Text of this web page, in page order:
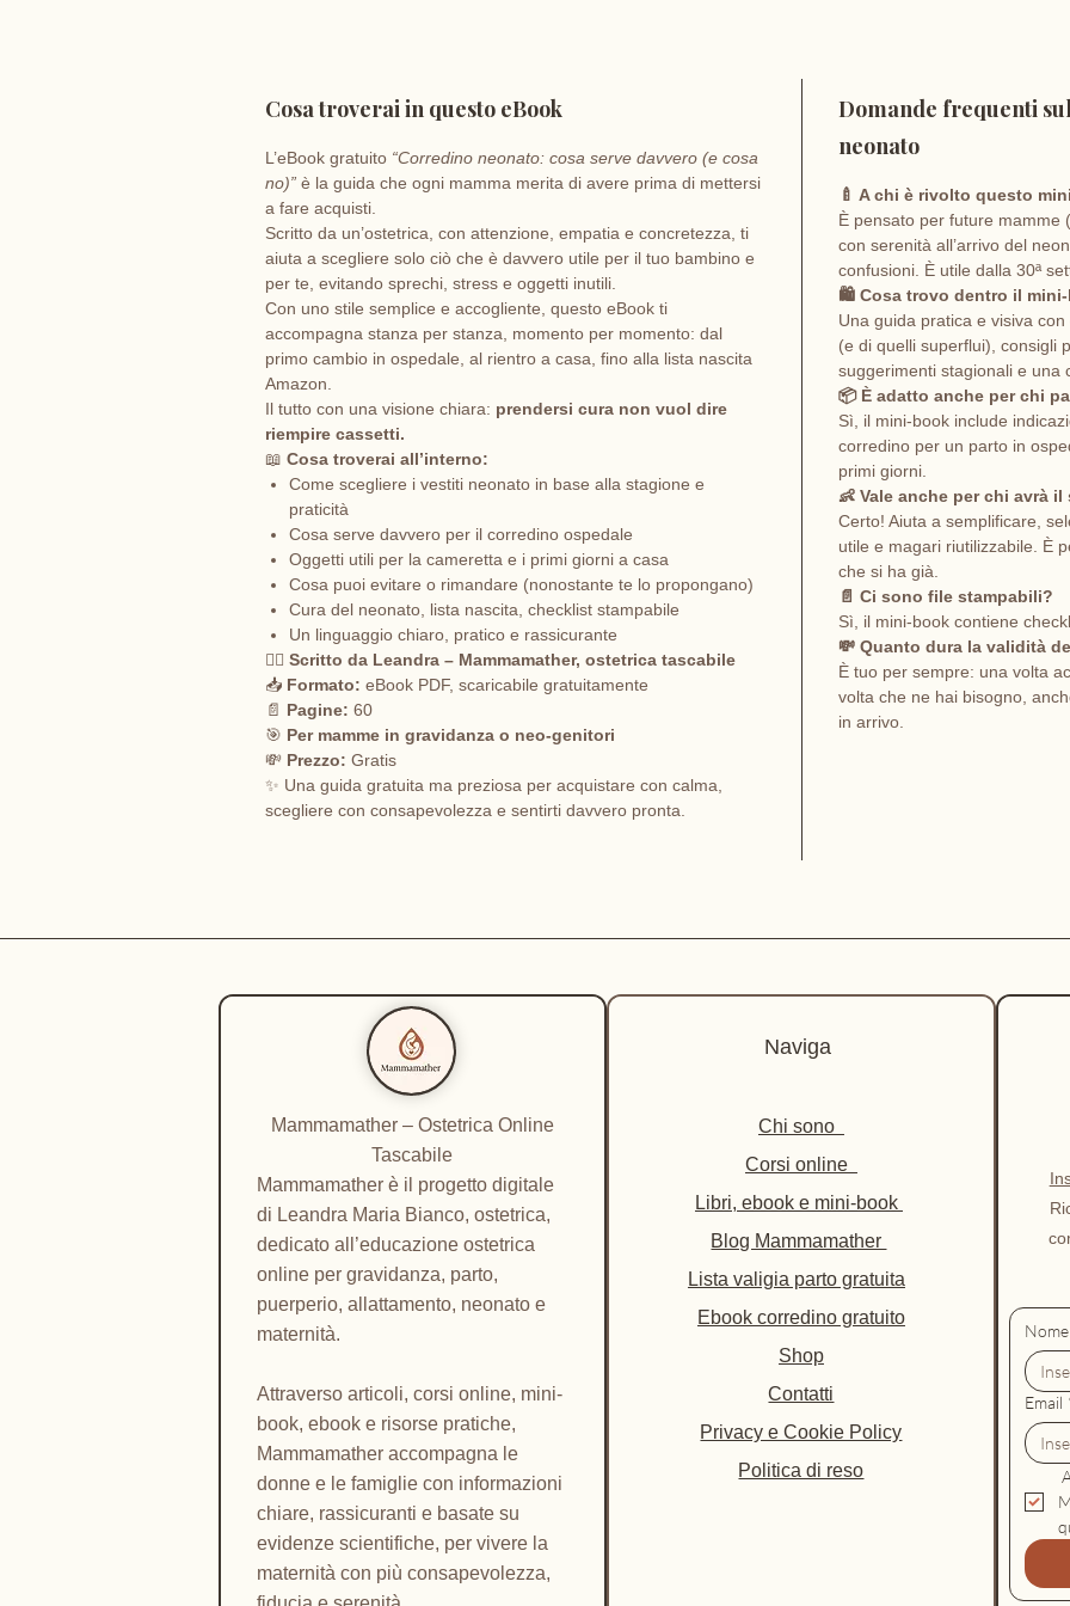
👩‍⚕️
buon
Il
ciò
📎
📄
🎯
nei
💸
✨
Cosa troverai in questo eBook
L’eBook gratuito “Corredino neonato: cosa serve davvero (e cosa
no)” è la guida che ogni mamma merita di avere prima di mettersi
a fare acquisti.
Scritto da un’ostetrica, con attenzione, empatia e concretezza, ti
aiuta a scegliere solo ciò che è davvero utile per il tuo bambino e
per te, evitando sprechi, stress e oggetti inutili.
Con uno stile semplice e accogliente, questo eBook ti
accompagna stanza per stanza, momento per momento: dal
primo cambio in ospedale, al rientro a casa, fino alla lista nascita
Amazon.
Il tutto con una visione chiara: prendersi cura non vuol dire
riempire cassetti.
📖 Cosa troverai all’interno:
Come scegliere i vestiti neonato in base alla stagione e
praticità
Cosa serve davvero per il corredino ospedale
Oggetti utili per la cameretta e i primi giorni a casa
Cosa puoi evitare o rimandare (nonostante te lo propongano)
Cura del neonato, lista nascita, checklist stampabile
Un linguaggio chiaro, pratico e rassicurante
👩‍⚕️ Scritto da Leandra – Mammamather, ostetrica tascabile
📥 Formato: eBook PDF, scaricabile gratuitamente
📄 Pagine: 60
🎯 Per mamme in gravidanza o neo-genitori
💸 Prezzo: Gratis
✨ Una guida gratuita ma preziosa per acquistare con calma,
scegliere con consapevolezza e sentirti davvero pronta.
Domande frequenti
neonato
🍼 A chi è rivolto questo
È pensato per future mamme
con serenità all’arrivo del
confusioni. È utile dalla 30ª
🛍️ Cosa trovo dentro il
Una guida pratica e visiva
(e di quelli superflui), consigli
suggerimenti stagionali e una
📦 È adatto anche per chi
Sì, il mini-book include
corredino per un parto in
primi giorni.
👶 Vale anche per chi avrà
Certo! Aiuta a semplificare,
utile e magari riutilizzabile. È
che si ha già.
📄 Ci sono file stampabili?
Sì, il mini-book contiene
💸 Quanto dura la validità
È tuo per sempre: una volta
volta che ne hai bisogno,
in arrivo.
Mammamather – Ostetrica Online
Tascabile
Mammamather è il progetto digitale
di Leandra Maria Bianco, ostetrica,
dedicato all’educazione ostetrica
online per gravidanza, parto,
puerperio, allattamento, neonato e
maternità.
Attraverso articoli, corsi online, mini-
book, ebook e risorse pratiche,
Mammamather accompagna le
donne e le famiglie con informazioni
chiare, rassicuranti e basate su
evidenze scientifiche, per vivere la
maternità con più consapevolezza,
Naviga
Chi sono
Corsi online
Libri, ebook e mini-book
Blog Mammamather
Lista valigia parto gratuita
Ebook corredino gratuito
Shop
Contatti
Privacy e Cookie Policy
Politica di reso
Nome
Email